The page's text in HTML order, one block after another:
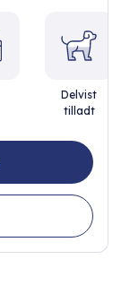
Delvist
tilladt